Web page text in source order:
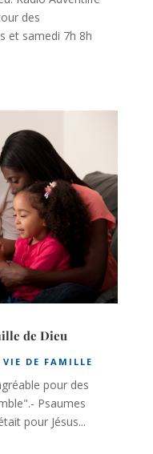
des
et samedi 7h 8h
de Dieu
VIE DE FAMILLE
pour des
Psaumes
pour Jésus...